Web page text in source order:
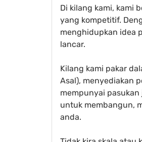
Di kilang kami, kami
yang kompetitif.
menghidupkan idea
lancar.
Kilang kami pakar
Asal), menyediakan
mempunyai
untuk membangun,
anda.